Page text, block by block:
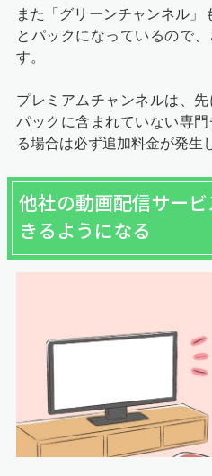
また「グリーンチャンネル」
とパックになっているので
す。
プレミアムチャンネルは、
パックに含まれていない専
る場合は必ず追加料金が発生
他社の動画配信サー
きるようになる